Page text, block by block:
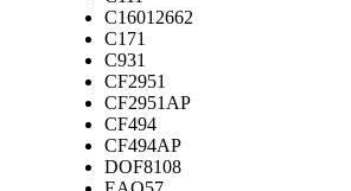
C16012662
C171
C931
CF2951
CF2951AP
CF494
CF494AP
DOF8108